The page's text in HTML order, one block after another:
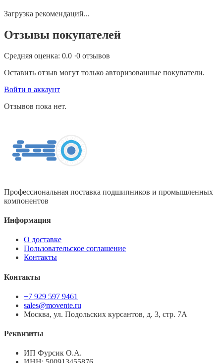
Загрузка рекомендаций...
Отзывы покупателей
Средняя оценка: 0.0 ·0 отзывов
Оставить отзыв могут только авторизованные покупатели.
Войти в аккаунт
Отзывов пока нет.
Профессиональная поставка подшипников и промышленных
компонентов
Информация
О доставке
Пользовательское соглашение
Контакты
Контакты
+7 929 597 9461
sales@movente.ru
Москва, ул. Подольских курсантов, д. 3, стр. 7А
Реквизиты
ИП Фурсик О.А.